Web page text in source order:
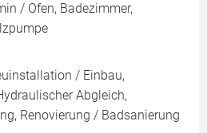
/ Ofen, Badezimmer,
/ Einbau,
Abgleich,
Renovierung / Badsanierung